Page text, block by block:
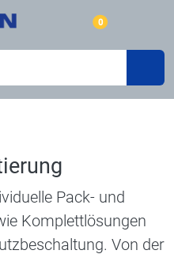
0
Pack- und
Komplettlösungen
Von der